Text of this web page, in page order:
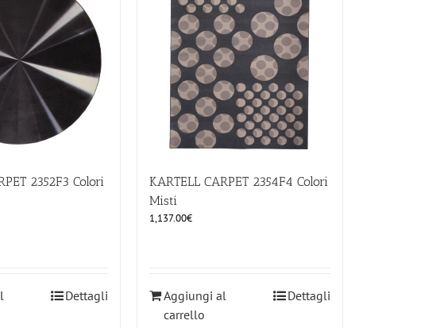
2352F3 Colori
Dettagli
KARTELL CARPET 2354F4 Colori
Misti
1,137.00€
Aggiungi al
carrello
Dettagli